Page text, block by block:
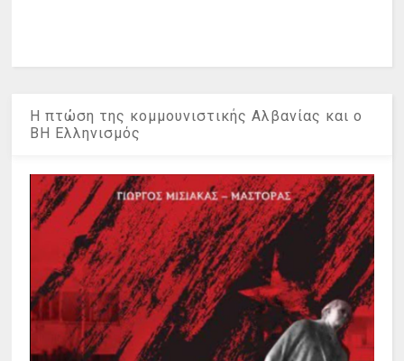
Η πτώση της κομμουνιστικής Αλβανίας και ο
ΒΗ Ελληνισμός